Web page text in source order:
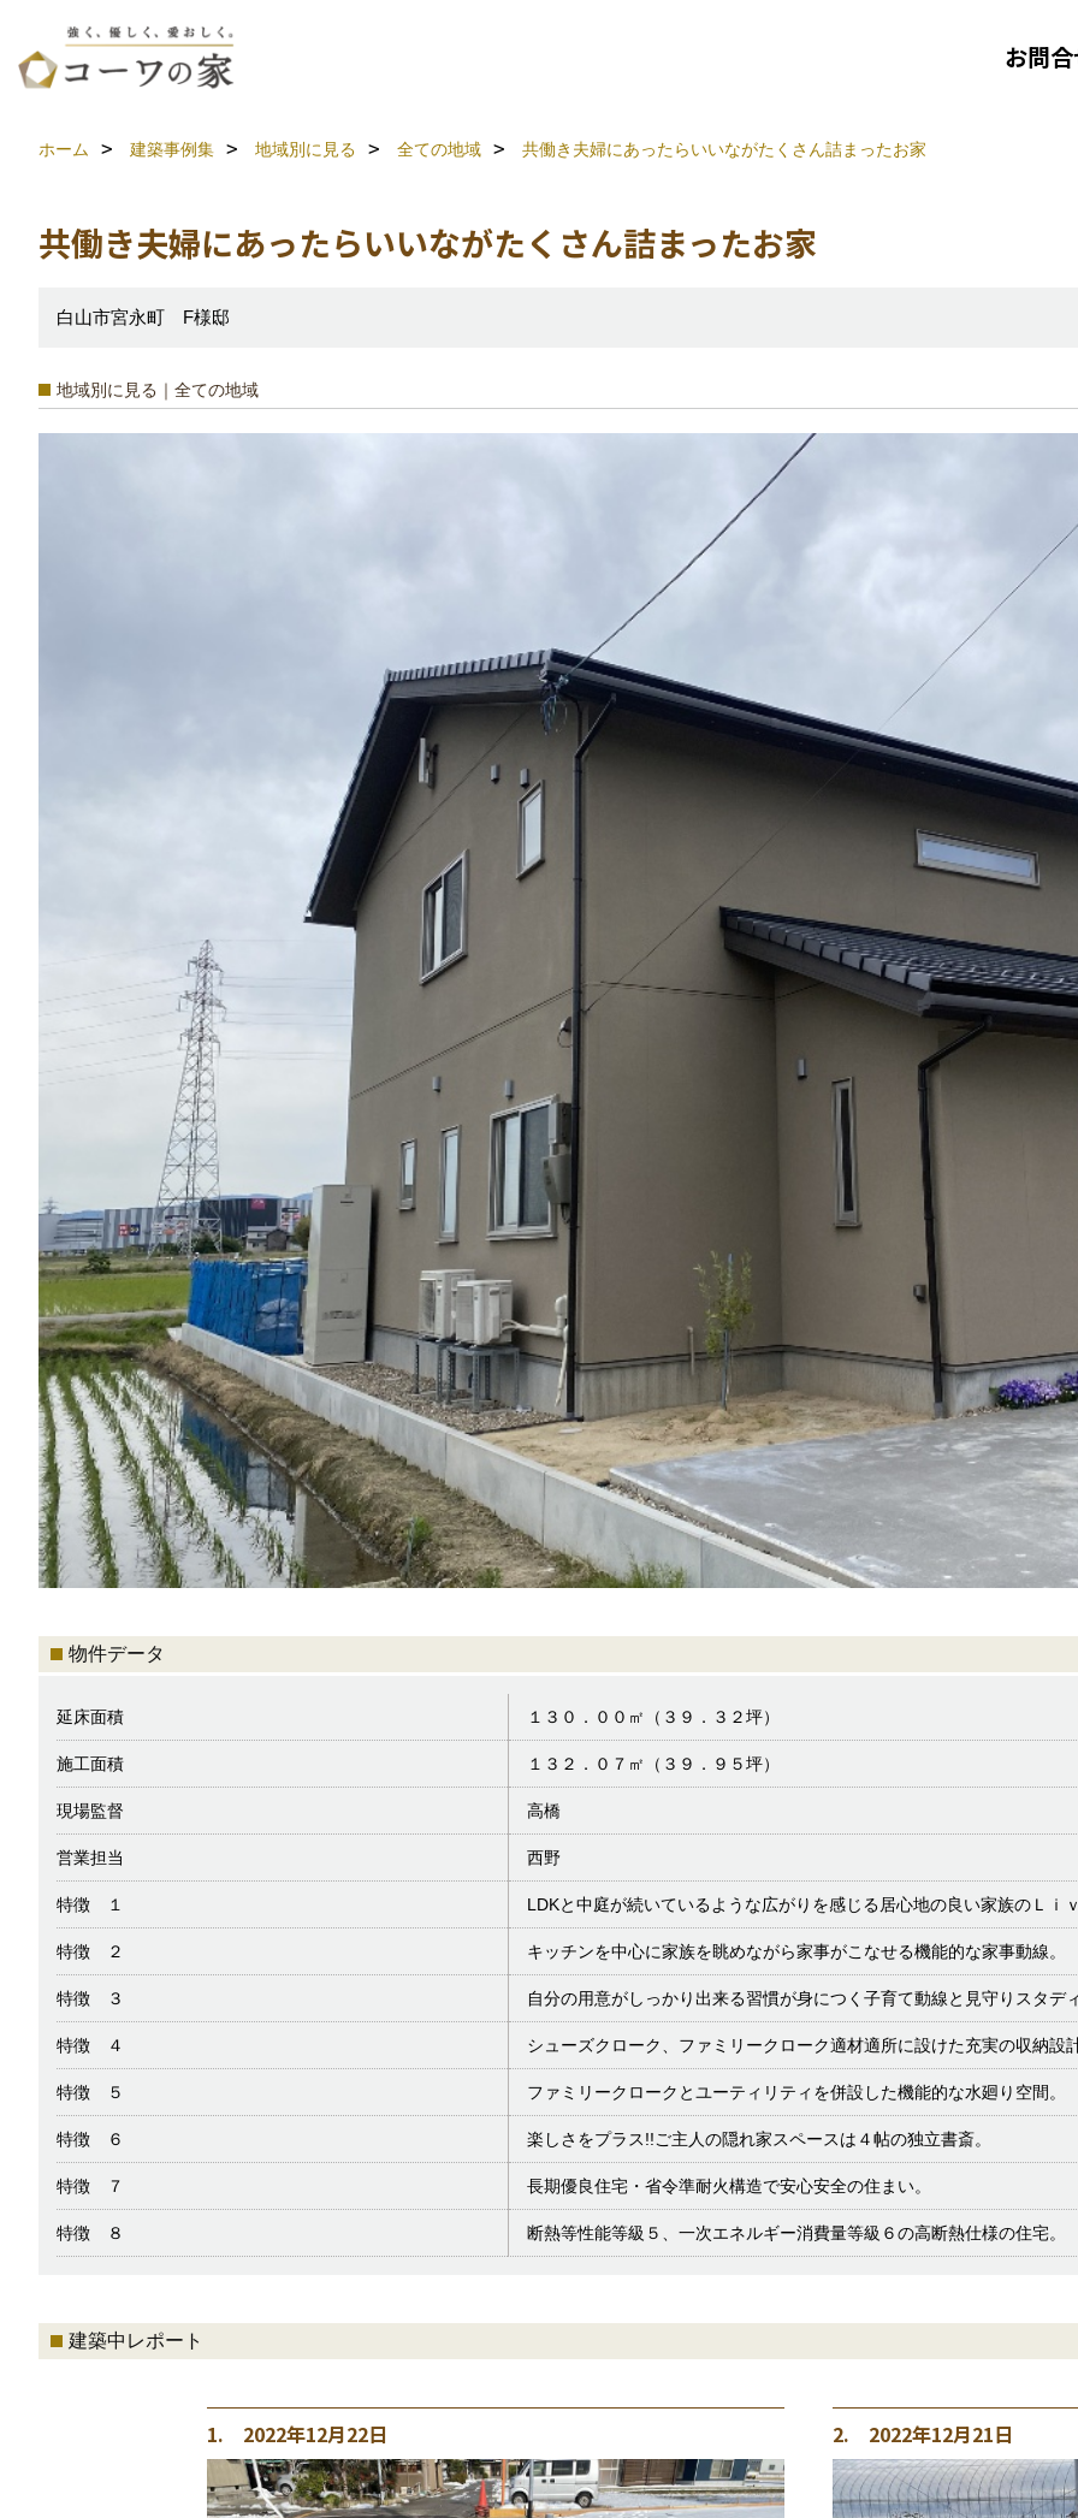
お問
ホーム 建築事例集 地域別に見る 全ての地域 共働き夫婦にあったらいいながたくさん詰まったお家
共働き夫婦にあったらいいながたくさん詰まったお家
白山市宮永町 F様邸
地域別に見る｜全ての地域
物件データ
延床面積 １３０．００㎡（３９．３２坪）
施工面積 １３２．０７㎡（３９．９５坪）
現場監督 高橋
営業担当 西野
特徴 １ LDKと中庭が続いているような広がりを感じる居心地の良い家族のＬｉｖ
特徴 ２ キッチンを中心に家族を眺めながら家事がこなせる機能的な家事動線。
特徴 ３ 自分の用意がしっかり出来る習慣が身につく子育て動線と見守りスタデ
特徴 ４ シューズクローク、ファミリークローク適材適所に設けた充実の収納設計
特徴 ５ ファミリークロークとユーティリティを併設した機能的な水廻り空間。
特徴 ６ 楽しさをプラス!!ご主人の隠れ家スペースは４帖の独立書斎。
特徴 ７ 長期優良住宅・省令準耐火構造で安心安全の住まい。
特徴 ８ 断熱等性能等級５、一次エネルギー消費量等級６の高断熱仕様の住宅。
建築中レポート
1. 2022年12月22日 2. 2022年12月21日